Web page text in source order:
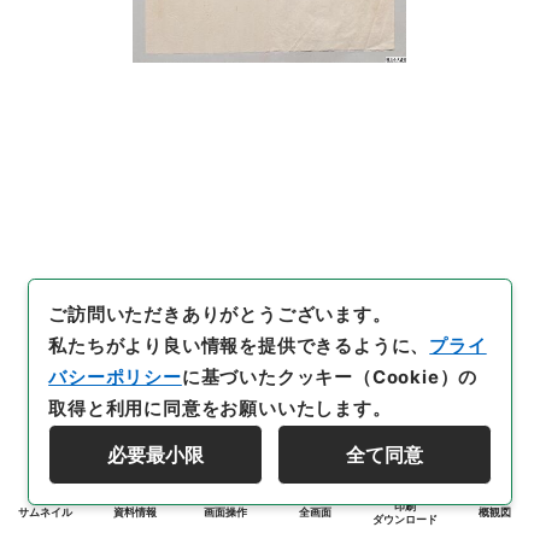
サムネイル 資料情報 画面操作 全画面
印刷
ダウンロード
概観図
ご訪問いただきありがとうございます。
私たちがより良い情報を提供できるように、 プライ
バシーポリシーに基づいたクッキー（Cookie）の
取得と利用に同意をお願いいたします。
必要最小限 全て同意